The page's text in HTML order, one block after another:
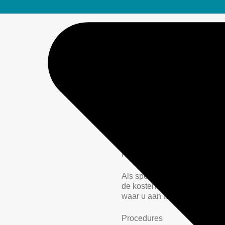
Prijsafspraken
Als specialisten werken wij
de kosten. Vaak kunnen we
waar u aan toe bent.
Procedures